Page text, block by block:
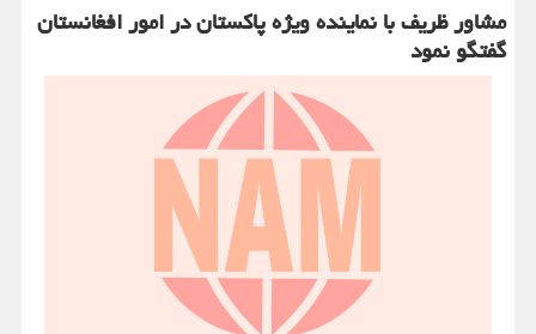
مشاور ظریف با نماینده ویژه پاكستان در امور افغانستان
گفتگو نمود